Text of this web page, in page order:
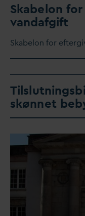
Skabelon
vandafgift
Skabelon for
skønnet